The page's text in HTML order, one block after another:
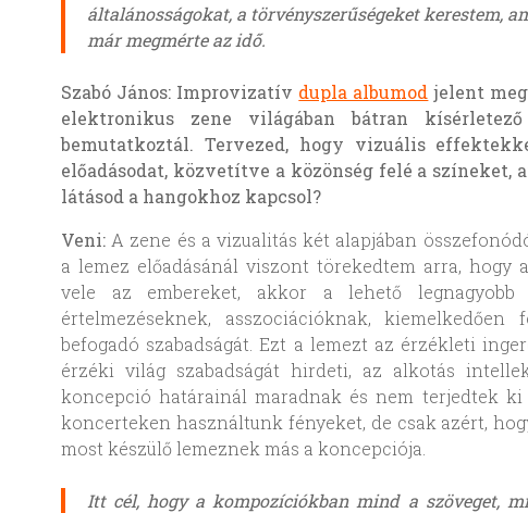
általánosságokat, a törvényszerűségeket kerestem,
már megmérte az idő.
Szabó János: Improvizatív dupla albumod jelent
elektronikus zene világában bátran
bemutatkoztál. Tervezed, hogy vizuális
előadásodat, közvetítve a közönség felé a színeket,
látásod a hangokhoz kapcsol?
Veni: A zene és a vizualitás két alapjában
a lemez előadásánál viszont törekedtem arra, hogy
vele az embereket, akkor a lehető
értelmezéseknek, asszociációknak,
befogadó szabadságát. Ezt a lemezt az érzékleti
érzéki világ szabadságát hirdeti, az alkotás
koncepció határainál maradnak és nem terjedtek ki
koncerteken használtunk fényeket, de csak azért,
most készülő lemeznek más a koncepciója.
Itt cél, hogy a kompozíciókban mind a szöveget,